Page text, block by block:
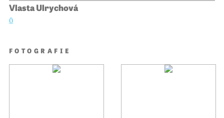
Vlasta Ulrychová
()
FOTOGRAFIE